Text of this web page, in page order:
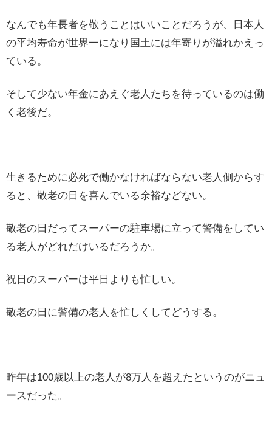
なんでも年長者を敬うことはいいことだろうが、日本人
の平均寿命が世界一になり国土には年寄りが溢れかえっ
ている。
そして少ない年金にあえぐ老人たちを待っているのは働
く老後だ。
生きるために必死で働かなければならない老人側からす
ると、敬老の日を喜んでいる余裕などない。
敬老の日だってスーパーの駐車場に立って警備をしてい
る老人がどれだけいるだろうか。
祝日のスーパーは平日よりも忙しい。
敬老の日に警備の老人を忙しくしてどうする。
昨年は100歳以上の老人が8万人を超えたというのがニュ
ースだった。